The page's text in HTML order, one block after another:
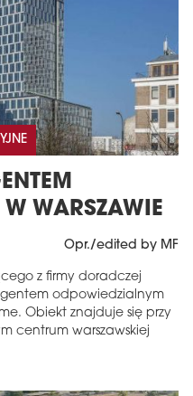
WARSZAWIE
Opr./edited by MF
z firmy doradczej
odpowiedzialnym
Obiekt znajduje się przy
centrum warszawskiej